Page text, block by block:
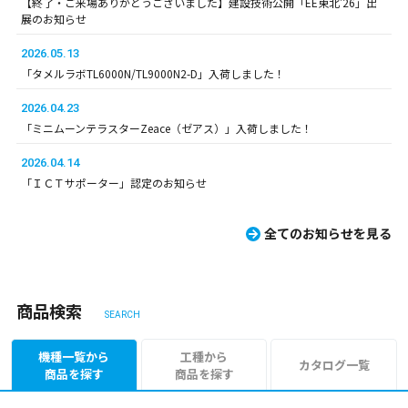
展のお知らせ
2026.05.13
「タメルラボTL6000N/TL9000N2-D」入荷しました！
2026.04.23
「ミニムーンテラスターZeace（ゼアス）」入荷しました！
2026.04.14
「ＩＣＴサポーター」認定のお知らせ
全てのお知らせを見る
商品検索 SEARCH
機種一覧から
商品を探す
工種から
商品を探す
カタログ一覧